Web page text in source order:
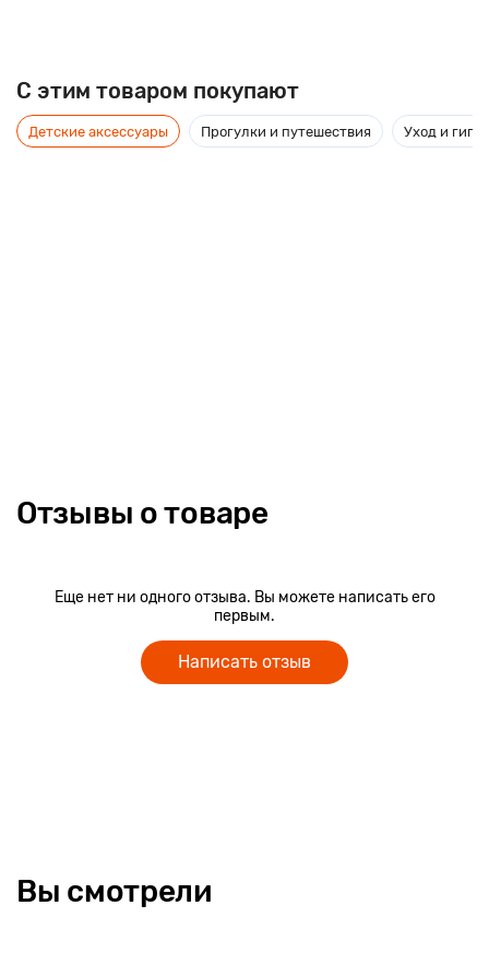
C этим товаром покупают
Детские аксессуары Прогулки и путешествия Уход и
Отзывы о товаре
Еще нет ни одного отзыва. Вы можете написать его
первым.
Написать отзыв
Вы смотрели